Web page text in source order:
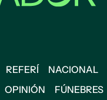
REFERÍ NACIONAL
OPINIÓN FÚNEBRES